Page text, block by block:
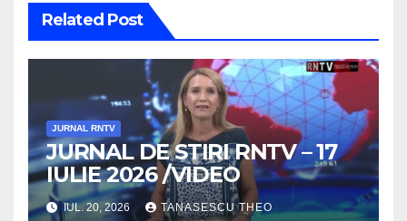
Related Post
JURNAL RNTV
JURNAL DE STIRI RNTV – 17
IULIE 2026 /VIDEO
IUL. 20, 2026 TANASESCU THEO